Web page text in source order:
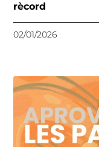
rècord
02/01/2026